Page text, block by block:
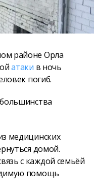
районе Орла
атаки в ночь
погиб.
медицинских
домой.
с каждой семьёй
помощь